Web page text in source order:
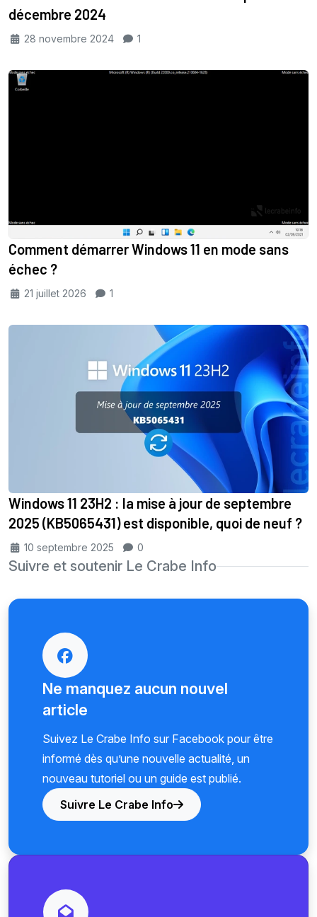
décembre 2024
28 novembre 2024 1
Comment démarrer Windows 11 en mode sans
échec ?
21 juillet 2026 1
Windows 11 23H2 : la mise à jour de septembre
2025 (KB5065431) est disponible, quoi de neuf ?
10 septembre 2025 0
Suivre et soutenir Le Crabe Info
Ne manquez aucun nouvel
article
Suivez Le Crabe Info sur Facebook pour être
informé dès qu’une nouvelle actualité, un
nouveau tutoriel ou un guide est publié.
Suivre Le Crabe Info